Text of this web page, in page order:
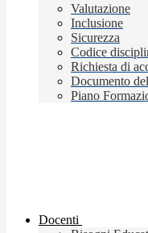
Valutazione
Inclusione
Sicurezza
Codice
Richiesta di
Documento
Piano
Docenti